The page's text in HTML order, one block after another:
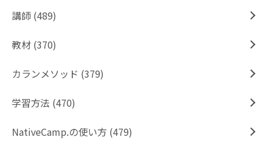
講師 (489)
教材 (370)
カランメソッド (379)
学習方法 (470)
NativeCamp.の使い方 (479)